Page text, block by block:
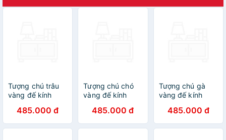
Tượng chú trâu
vàng đế kính
- Trâu Vàng Kim
Tiền - Hàng
Nhập Khẩu
485.000 đ
Tượng chú chó
vàng đế kính
- Tượng Linh
Khuyển Phú Quý
- Hàng Nhập
485.000 đ
Tượng chú gà
vàng đế kính
- Tượng Thần Kê
Chiêu Tài - Hàng
Nhập Khẩu
485.000 đ